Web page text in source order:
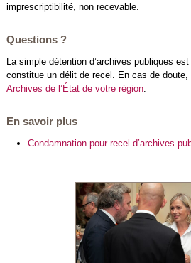
imprescriptibilité, non recevable.
Questions ?
La simple détention d’archives publiques
constitue un délit de recel. En cas de doute,
Archives de l’État de votre région.
En savoir plus
Condamnation pour recel d’archives